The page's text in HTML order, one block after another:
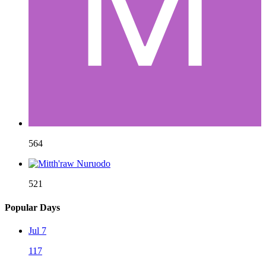
564
521
Popular Days
Jul 7
117